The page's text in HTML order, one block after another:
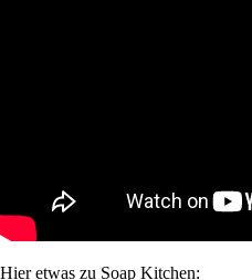
Hier etwas zu Soap Kitchen: